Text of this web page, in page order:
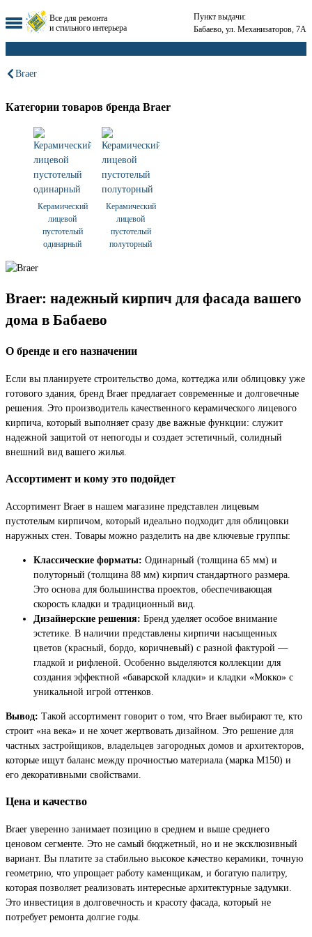
Все для ремонта
и стильного интерьера
Пункт выдачи:
Бабаево, ул. Механизаторов, 7А
Braer
Категории товаров бренда Braer
Керамический
лицевой
пустотелый
одинарный
Керамический
лицевой
пустотелый
полуторный
Braer: надежный кирпич для фасада вашего
дома в Бабаево
О бренде и его назначении
Если вы планируете строительство дома, коттеджа или облицовку уже
готового здания, бренд Braer предлагает современные и долговечные
решения. Это производитель качественного керамического лицевого
кирпича, который выполняет сразу две важные функции: служит
надежной защитой от непогоды и создает эстетичный, солидный
внешний вид вашего жилья.
Ассортимент и кому это подойдет
Ассортимент Braer в нашем магазине представлен лицевым
пустотелым кирпичом, который идеально подходит для облицовки
наружных стен. Товары можно разделить на две ключевые группы:
Классические форматы: Одинарный (толщина 65 мм) и
полуторный (толщина 88 мм) кирпич стандартного размера.
Это основа для большинства проектов, обеспечивающая
скорость кладки и традиционный вид.
Дизайнерские решения: Бренд уделяет особое внимание
эстетике. В наличии представлены кирпичи насыщенных
цветов (красный, бордо, коричневый) с разной фактурой —
гладкой и рифленой. Особенно выделяются коллекции для
создания эффектной «баварской кладки» и кладки «Мокко» с
уникальной игрой оттенков.
Вывод: Такой ассортимент говорит о том, что Braer выбирают те, кто
строит «на века» и не хочет жертвовать дизайном. Это решение для
частных застройщиков, владельцев загородных домов и архитекторов,
которые ищут баланс между прочностью материала (марка М150) и
его декоративными свойствами.
Цена и качество
Braer уверенно занимает позицию в среднем и выше среднего
ценовом сегменте. Это не самый бюджетный, но и не эксклюзивный
вариант. Вы платите за стабильно высокое качество керамики, точную
геометрию, что упрощает работу каменщикам, и богатую палитру,
которая позволяет реализовать интересные архитектурные задумки.
Это инвестиция в долговечность и красоту фасада, который не
потребует ремонта долгие годы.